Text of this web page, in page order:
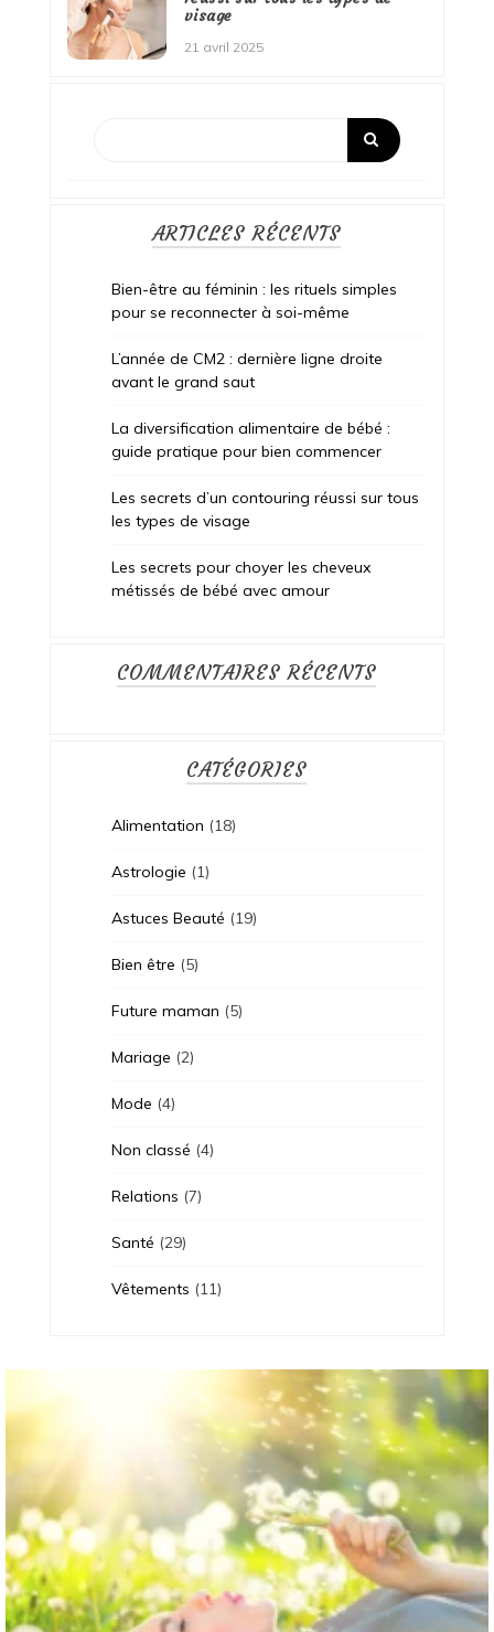
visage
21 avril 2025
ARTICLES RÉCENTS
Bien-être au féminin : les rituels simples
pour se reconnecter à soi-même
L’année de CM2 : dernière ligne droite
avant le grand saut
La diversification alimentaire de bébé :
guide pratique pour bien commencer
Les secrets d’un contouring réussi sur tous
les types de visage
Les secrets pour choyer les cheveux
métissés de bébé avec amour
COMMENTAIRES RÉCENTS
CATÉGORIES
Alimentation (18)
Astrologie (1)
Astuces Beauté (19)
Bien être (5)
Future maman (5)
Mariage (2)
Mode (4)
Non classé (4)
Relations (7)
Santé (29)
Vêtements (11)